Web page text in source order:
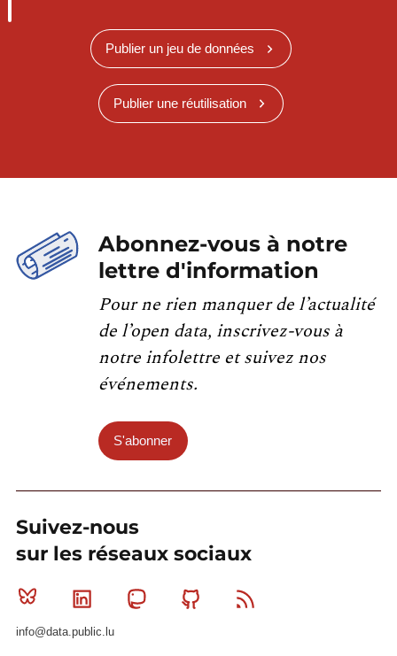
Publier un jeu de données
Publier une réutilisation
Abonnez-vous à notre
lettre d'information
Pour ne rien manquer de l’actualité
de l’open data, inscrivez-vous à
notre infolettre et suivez nos
événements.
S'abonner
Suivez-nous
sur les réseaux sociaux
Bluesky Linkedin MastodonGithub
info@data.public.lu